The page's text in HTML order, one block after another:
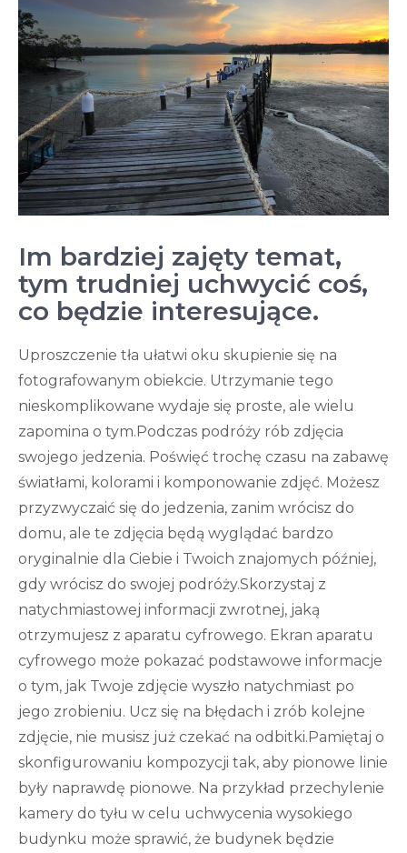
Im bardziej zajęty temat,
tym trudniej uchwycić coś,
co będzie interesujące.
Uproszczenie tła ułatwi oku skupienie się na
fotografowanym obiekcie. Utrzymanie tego
nieskomplikowane wydaje się proste, ale wielu
zapomina o tym.Podczas podróży rób zdjęcia
swojego jedzenia. Poświęć trochę czasu na zabawę
światłami, kolorami i komponowanie zdjęć. Możesz
przyzwyczaić się do jedzenia, zanim wrócisz do
domu, ale te zdjęcia będą wyglądać bardzo
oryginalnie dla Ciebie i Twoich znajomych później,
gdy wrócisz do swojej podróży.Skorzystaj z
natychmiastowej informacji zwrotnej, jaką
otrzymujesz z aparatu cyfrowego. Ekran aparatu
cyfrowego może pokazać podstawowe informacje
o tym, jak Twoje zdjęcie wyszło natychmiast po
jego zrobieniu. Ucz się na błędach i zrób kolejne
zdjęcie, nie musisz już czekać na odbitki.Pamiętaj o
skonfigurowaniu kompozycji tak, aby pionowe linie
były naprawdę pionowe. Na przykład przechylenie
kamery do tyłu w celu uchwycenia wysokiego
budynku może sprawić, że budynek będzie